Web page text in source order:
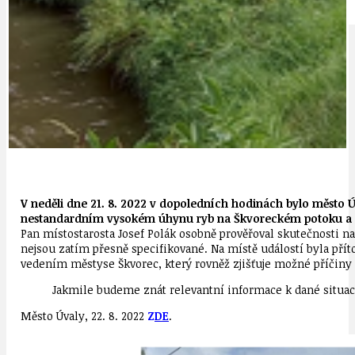
IDEAL LUX OSOBNOST
V neděli dne 21. 8. 2022 v dopoledních hodinách bylo město
nestandardním vysokém úhynu ryb na Škvoreckém potoku
Pan místostarosta Josef Polák osobně prověřoval
nejsou zatím přesně specifikované. Na místě událostí byla
vedením městyse Škvorec, který rovněž zjišťuje možné
Jakmile budeme znát relevantní informace k dané
Město Úvaly, 22. 8. 2022 ZDE.